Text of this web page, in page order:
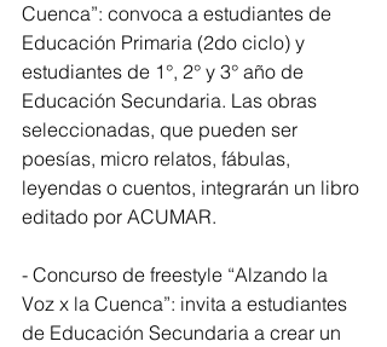
Cuenca”: convoca a estudiantes de
Educación Primaria (2do ciclo) y
estudiantes de 1°, 2° y 3° año de
Educación Secundaria. Las obras
seleccionadas, que pueden ser
poesías, micro relatos, fábulas,
leyendas o cuentos, integrarán un libro
editado por ACUMAR.
- Concurso de freestyle “Alzando la
Voz x la Cuenca”: invita a estudiantes
de Educación Secundaria a crear un